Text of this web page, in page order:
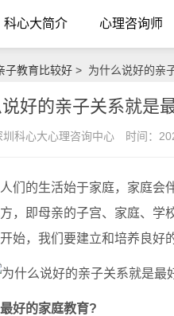
科心大简介 心理咨询师
子教育比较好 > 为什么说好的亲
好的亲子关系就是
圳科心大心理咨询中心 时间：
的生活始于家庭，家庭会
，即母亲的子宫、家庭、学
始，我们要建立和培养良好
好的家庭教育?